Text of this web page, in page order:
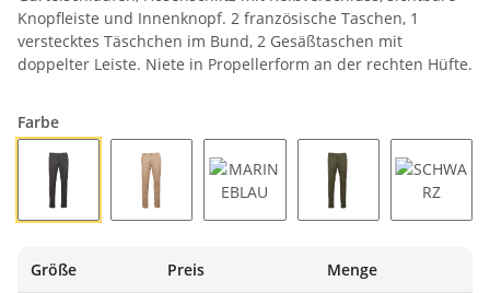
Knopfleiste und Innenknopf. 2 französische Taschen, 1
verstecktes Täschchen im Bund, 2 Gesäßtaschen mit
doppelter Leiste. Niete in Propellerform an der rechten Hüfte.
Farbe
Größe
Preis Menge